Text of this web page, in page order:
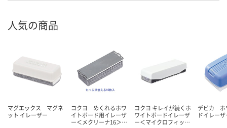
人気の商品
マグエックス マグネ
ット イレーザー
コクヨ めくれるホワ
イトボード用イレーザ
ー＜メクリーナ16＞…
コクヨ キレイが続くホ
ワイトボードイレーザ
ー＜マイクロフィッ…
デビカ ホ
ドイレーザ